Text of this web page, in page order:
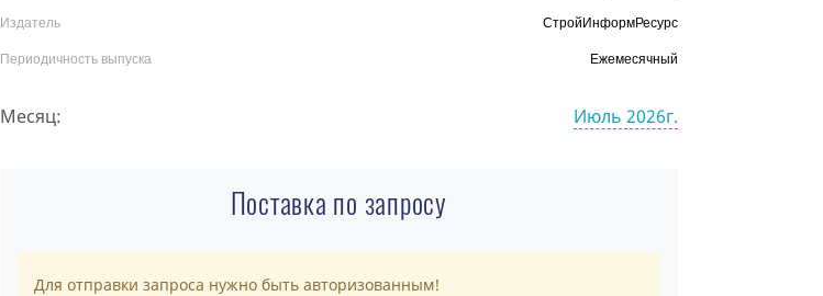
Издатель
СтройИнформРесурс
Периодичность выпуска
Ежемесячный
Месяц: Июль 2026г.
Поставка по запросу
Для отправки запроса нужно быть авторизованным!